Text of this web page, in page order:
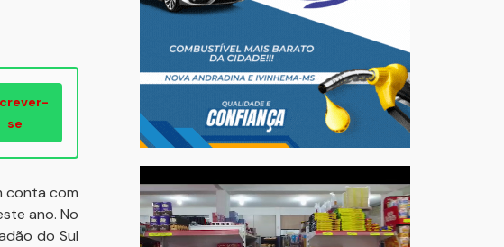
se
conta com
ano. No
do Sul